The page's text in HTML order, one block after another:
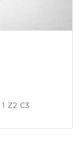
Z2 C3